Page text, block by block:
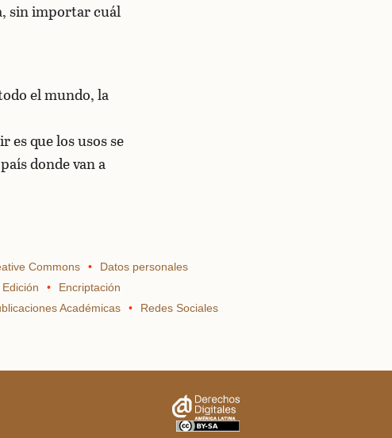
sin importar cuál
el mundo, la
es que los usos se
donde van a
Commons
Datos personales
Edición
Encriptación
Académicas
Redes Sociales